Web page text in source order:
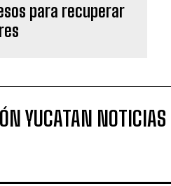
para recuperar
YUCATAN NOTICIAS